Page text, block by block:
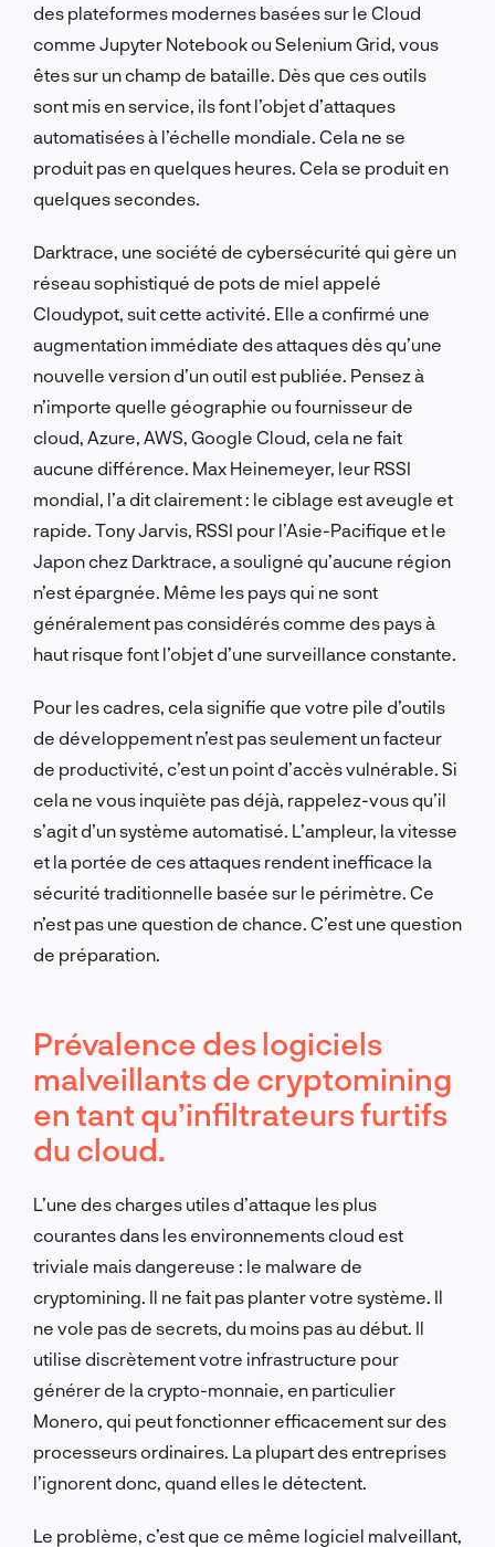
des plateformes modernes basées sur le Cloud
comme Jupyter Notebook ou Selenium Grid, vous
êtes sur un champ de bataille. Dès que ces outils
sont mis en service, ils font l’objet d’attaques
automatisées à l’échelle mondiale. Cela ne se
produit pas en quelques heures. Cela se produit en
quelques secondes.
Darktrace, une société de cybersécurité qui gère un
réseau sophistiqué de pots de miel appelé
Cloudypot, suit cette activité. Elle a confirmé une
augmentation immédiate des attaques dès qu’une
nouvelle version d’un outil est publiée. Pensez à
n’importe quelle géographie ou fournisseur de
cloud, Azure, AWS, Google Cloud, cela ne fait
aucune différence. Max Heinemeyer, leur RSSI
mondial, l’a dit clairement : le ciblage est aveugle et
rapide. Tony Jarvis, RSSI pour l’Asie-Pacifique et le
Japon chez Darktrace, a souligné qu’aucune région
n’est épargnée. Même les pays qui ne sont
généralement pas considérés comme des pays à
haut risque font l’objet d’une surveillance constante.
Pour les cadres, cela signifie que votre pile d’outils
de développement n’est pas seulement un facteur
de productivité, c’est un point d’accès vulnérable. Si
cela ne vous inquiète pas déjà, rappelez-vous qu’il
s’agit d’un système automatisé. L’ampleur, la vitesse
et la portée de ces attaques rendent inefficace la
sécurité traditionnelle basée sur le périmètre. Ce
n’est pas une question de chance. C’est une question
de préparation.
Prévalence des logiciels
malveillants de cryptomining
en tant qu’infiltrateurs furtifs
du cloud.
L’une des charges utiles d’attaque les plus
courantes dans les environnements cloud est
triviale mais dangereuse : le malware de
cryptomining. Il ne fait pas planter votre système. Il
ne vole pas de secrets, du moins pas au début. Il
utilise discrètement votre infrastructure pour
générer de la crypto-monnaie, en particulier
Monero, qui peut fonctionner efficacement sur des
processeurs ordinaires. La plupart des entreprises
l’ignorent donc, quand elles le détectent.
Le problème, c’est que ce même logiciel malveillant,